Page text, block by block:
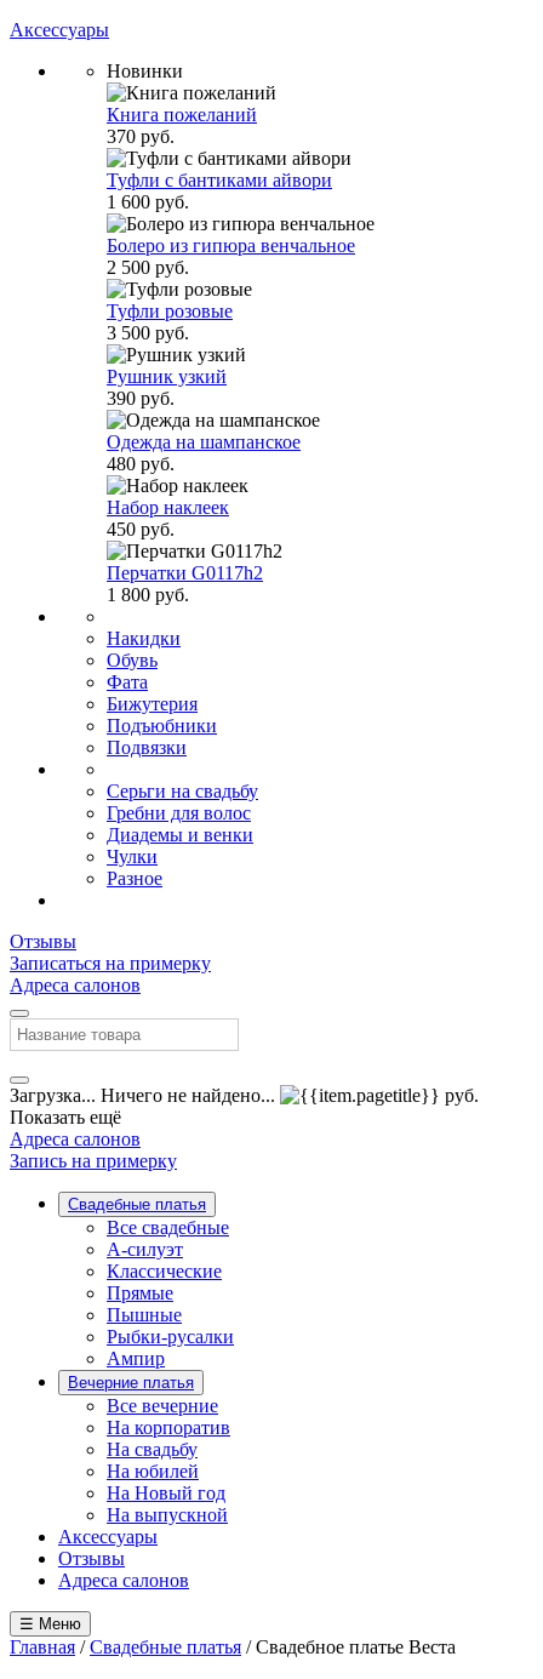
Аксессуары
Новинки
Книга пожеланий
370 руб.
Туфли с бантиками айвори
1 600 руб.
Болеро из гипюра венчальное
2 500 руб.
Туфли розовые
3 500 руб.
Рушник узкий
390 руб.
Одежда на шампанское
480 руб.
Набор наклеек
450 руб.
Перчатки G0117h2
1 800 руб.
Накидки
Обувь
Фата
Бижутерия
Подъюбники
Подвязки
Серьги на свадьбу
Гребни для волос
Диадемы и венки
Чулки
Разное
Отзывы
Записаться на примерку
Адреса салонов
Загрузка... Ничего не найдено...
руб.
Показать ещё
Адреса салонов
Запись на примерку
Свадебные платья
Все свадебные
А-силуэт
Классические
Прямые
Пышные
Рыбки-русалки
Ампир
Вечерние платья
Все вечерние
На корпоратив
На свадьбу
На юбилей
На Новый год
На выпускной
Аксессуары
Отзывы
Адреса салонов
☰ Меню
Главная /Свадебные платья /Свадебное платье Веста